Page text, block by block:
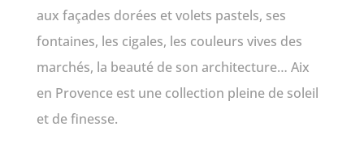
aux façades dorées et volets pastels, ses
fontaines, les cigales, les couleurs vives des
marchés, la beauté de son architecture… Aix
en Provence est une collection pleine de soleil
et de finesse.